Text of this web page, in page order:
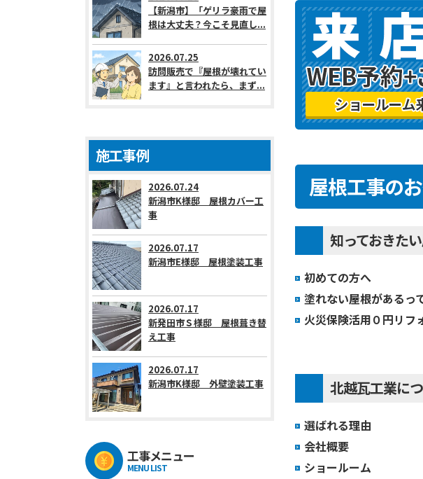
屋根工事の
知っておきた
初めての方へ
塗れない屋根があるっ
火災保険活用０円リフ
北越瓦工業に
選ばれる理由
会社概要
ショールーム
【新潟市】「ゲリラ豪雨で屋
根は大丈夫？今こそ見直し...
2026.07.25
訪問販売で『屋根が壊れてい
ます』と言われたら、まず...
施工事例
2026.07.24
新潟市K様邸 屋根カバー工
事
2026.07.17
新潟市E様邸 屋根塗装工事
2026.07.17
新発田市Ｓ様邸 屋根葺き替
え工事
2026.07.17
新潟市K様邸 外壁塗装工事
工事メニュー
MENU LIST